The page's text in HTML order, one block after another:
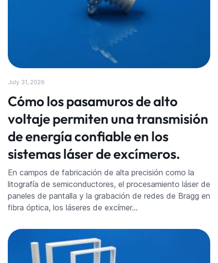
July 31, 2026
Cómo los pasamuros de alto
voltaje permiten una transmisión
de energía confiable en los
sistemas láser de excímeros.
En campos de fabricación de alta precisión como la
litografía de semiconductores, el procesamiento láser de
paneles de pantalla y la grabación de redes de Bragg en
fibra óptica, los láseres de excímer…